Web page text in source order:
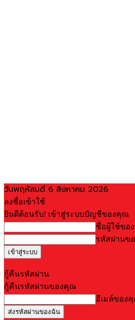
วันพฤหัสบดี 6 สิงหาคม 2026
ลงชื่อเข้าใช้
ยินดีต้อนรับ! เข้าสู่ระบบบัญชีของคุณ
ชื่อผู้ใช้ขอ
รหัสผ่านข
กู้คืนรหัสผ่าน
กู้คืนรหัสผ่านของคุณ
อีเมล์ของ